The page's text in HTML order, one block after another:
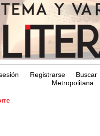
Registrarse
Buscar
Metropolitana